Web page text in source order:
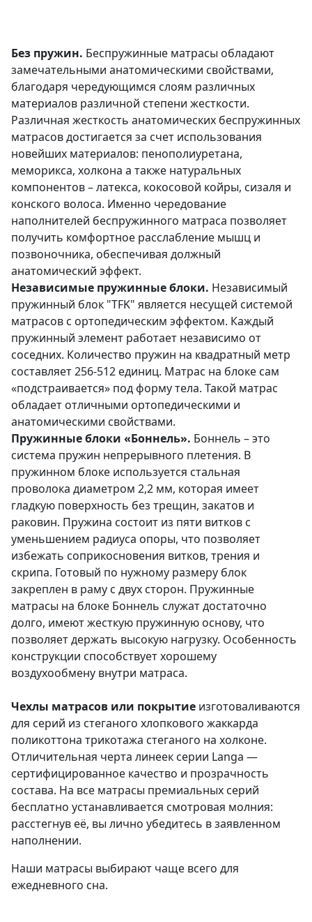
Без пружин. Беспружинные матрасы обладают
замечательными анатомическими свойствами,
благодаря чередующимся слоям различных
материалов различной степени жесткости.
Различная жесткость анатомических беспружинных
матрасов достигается за счет использования
новейших материалов: пенополиуретана,
меморикса, холкона а также натуральных
компонентов – латекса, кокосовой койры, сизаля и
конского волоса. Именно чередование
наполнителей беспружинного матраса позволяет
получить комфортное расслабление мышц и
позвоночника, обеспечивая должный
анатомический эффект.
Независимые пружинные блоки. Независимый
пружинный блок "TFK" является несущей системой
матрасов с ортопедическим эффектом. Каждый
пружинный элемент работает независимо от
соседних. Количество пружин на квадратный метр
составляет 256-512 единиц. Матрас на блоке сам
«подстраивается» под форму тела. Такой матрас
обладает отличными ортопедическими и
анатомическими свойствами.
Пружинные блоки «Боннель». Боннель – это
система пружин непрерывного плетения. В
пружинном блоке используется стальная
проволока диаметром 2,2 мм, которая имеет
гладкую поверхность без трещин, закатов и
раковин. Пружина состоит из пяти витков с
уменьшением радиуса опоры, что позволяет
избежать соприкосновения витков, трения и
скрипа. Готовый по нужному размеру блок
закреплен в раму с двух сторон. Пружинные
матрасы на блоке Боннель служат достаточно
долго, имеют жесткую пружинную основу, что
позволяет держать высокую нагрузку. Особенность
конструкции способствует хорошему
воздухообмену внутри матраса.
Чехлы матрасов или покрытие изготоваливаются
для серий из стеганого хлопкового жаккарда
поликоттона трикотажа стеганого на холконе.
Отличительная черта линеек серии Langa —
сертифицированное качество и прозрачность
состава. На все матрасы премиальных серий
бесплатно устанавливается смотровая молния:
расстегнув её, вы лично убедитесь в заявленном
наполнении.
Наши матрасы выбирают чаще всего для
ежедневного сна.